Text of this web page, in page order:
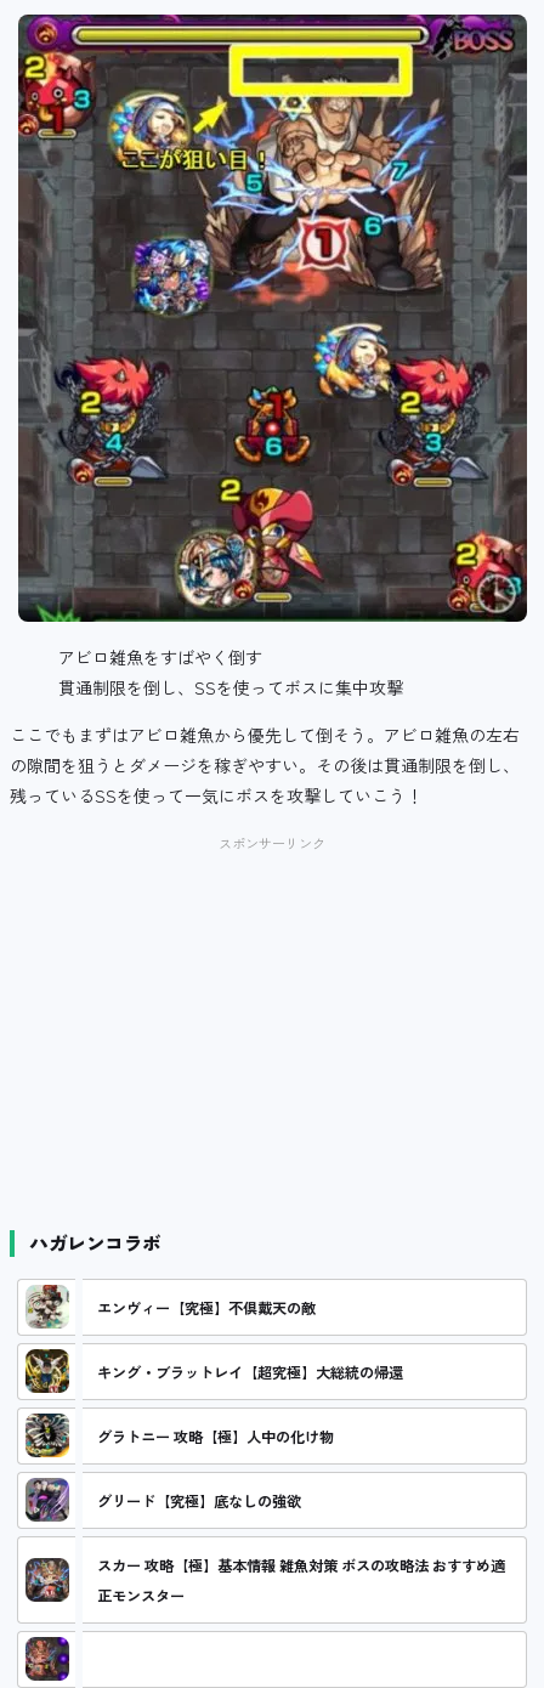
アビロ雑魚をすばやく倒す
貫通制限を倒し、SSを使ってボスに集中攻撃
ここでもまずはアビロ雑魚から優先して倒そう。アビロ雑魚の左右
の隙間を狙うとダメージを稼ぎやすい。その後は貫通制限を倒し、
残っているSSを使って一気にボスを攻撃していこう！
スポンサーリンク
ハガレンコラボ
エンヴィー【究極】不倶戴天の敵
キング・ブラットレイ【超究極】大総統の帰還
グラトニー 攻略【極】人中の化け物
グリード【究極】底なしの強欲
スカー 攻略【極】基本情報 雑魚対策 ボスの攻略法 おすすめ適
正モンスター